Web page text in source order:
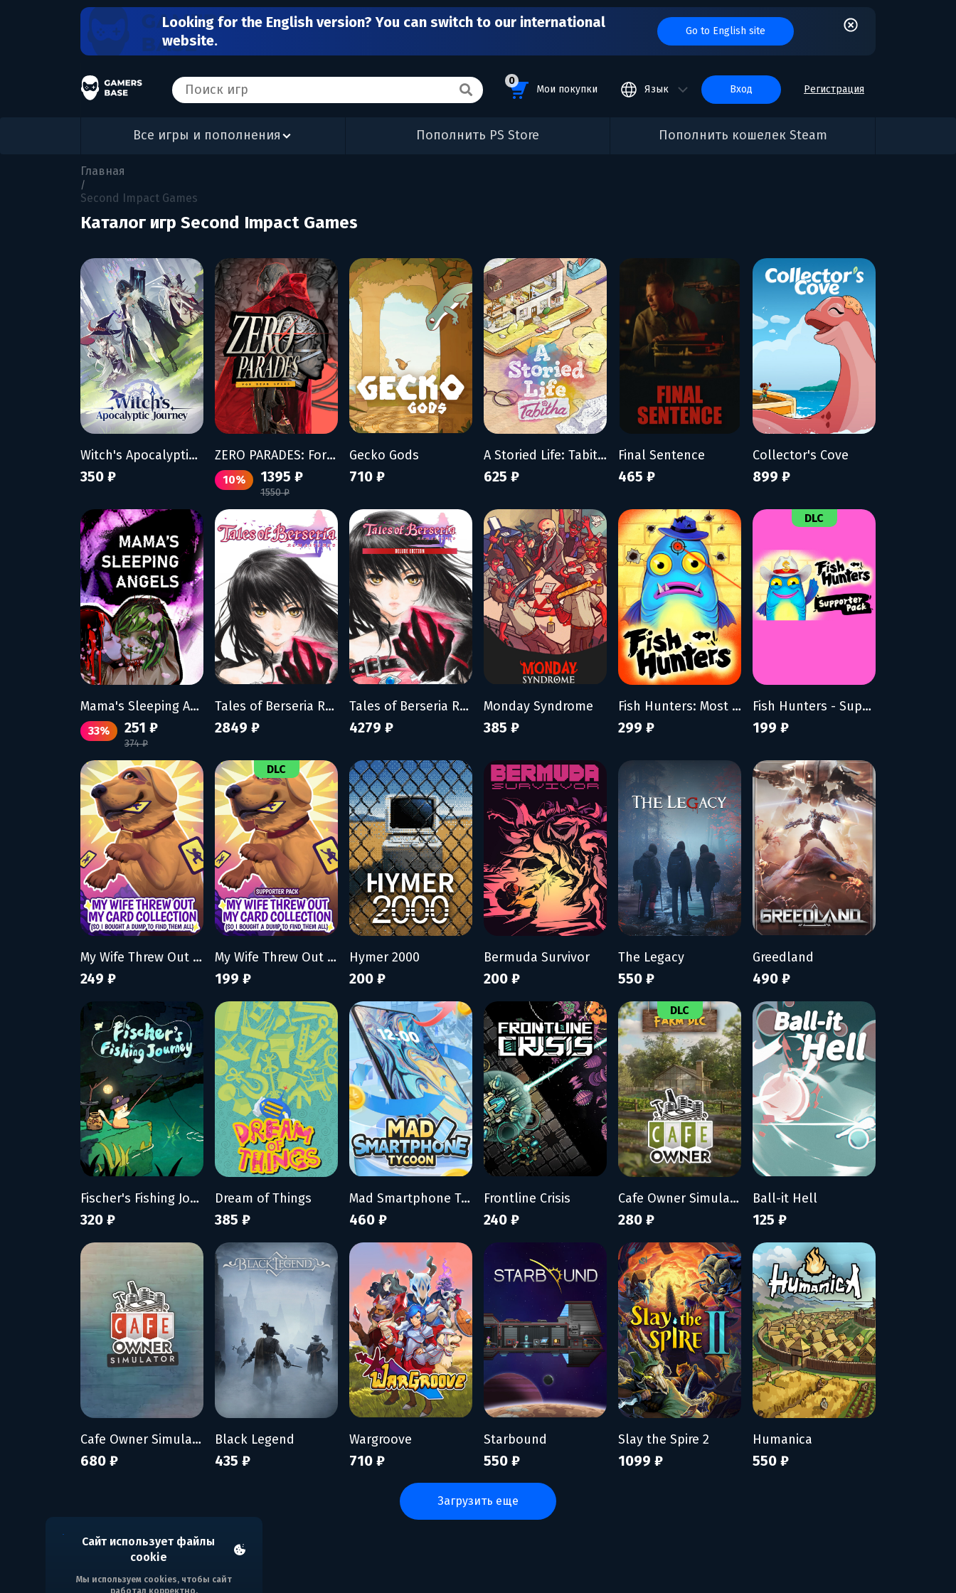
Looking for the English version? You can switch to our international
website.
Go to English site
0
Мои покупки Язык вход Регистрация
Все игры и пополнения Пополнить PS Store Пополнить кошелек Steam
Сайт использует файлы
cookie
Мы используем cookies, чтобы сайт
работал корректно.
Главная
/
Second Impact Games
Каталог игр Second Impact Games
Witch's Apocalyptic Journey
350 ₽
ZERO PARADES: For Dead Spies
10% 1395 ₽
1550 ₽
Gecko Gods
710 ₽
A Storied Life: Tabitha
625 ₽
Final Sentence
465 ₽
Collector's Cove
899 ₽
Mama's Sleeping Angels
33% 251 ₽
374 ₽
Tales of Berseria Remastered
2849 ₽
Tales of Berseria Remastered: Deluxe Edition
4279 ₽
Monday Syndrome
385 ₽
Fish Hunters: Most Lethal Fishing Simulator
299 ₽
DLC
Fish Hunters - Supporter Pack
199 ₽
My Wife Threw Out My Card Collection (So I Bought a Dump to Find Them All)
249 ₽
DLC
My Wife Threw Out My Card Collection (So I Bought a Dump to Find Them All) - Supporter Pack
199 ₽
Hymer 2000
200 ₽
Bermuda Survivor
200 ₽
The Legacy
550 ₽
Greedland
490 ₽
Fischer's Fishing Journey
320 ₽
Dream of Things
385 ₽
Mad Smartphone Tycoon
460 ₽
Frontline Crisis
240 ₽
DLC
Cafe Owner Simulator - Farm DLC
280 ₽
Ball-it Hell
125 ₽
Cafe Owner Simulator
680 ₽
Black Legend
435 ₽
Wargroove
710 ₽
Starbound
550 ₽
Slay the Spire 2
1099 ₽
Humanica
550 ₽
загрузить еще